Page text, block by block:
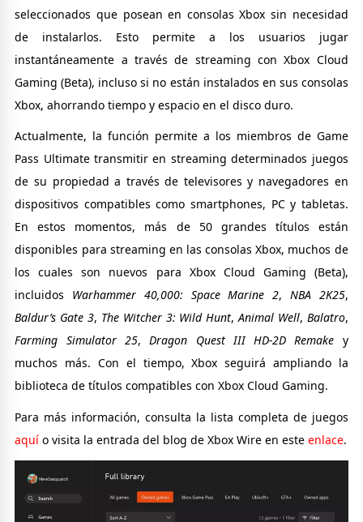
seleccionados que posean en consolas Xbox sin necesidad
de instalarlos. Esto permite a los usuarios jugar
instantáneamente a través de streaming con Xbox Cloud
Gaming (Beta), incluso si no están instalados en sus consolas
Xbox, ahorrando tiempo y espacio en el disco duro.
Actualmente, la función permite a los miembros de Game
Pass Ultimate transmitir en streaming determinados juegos
de su propiedad a través de televisores y navegadores en
dispositivos compatibles como smartphones, PC y tabletas.
En estos momentos, más de 50 grandes títulos están
disponibles para streaming en las consolas Xbox, muchos de
los cuales son nuevos para Xbox Cloud Gaming (Beta),
incluidos Warhammer 40,000: Space Marine 2, NBA 2K25,
Baldur’s Gate 3, The Witcher 3: Wild Hunt,Animal Well, Balatro,
Farming Simulator 25,Dragon Quest III HD-2D Remake y
muchos más. Con el tiempo, Xbox seguirá ampliando la
biblioteca de títulos compatibles con Xbox Cloud Gaming.
Para más información, consulta la lista completa de juegos
aquí o visita la entrada del blog de Xbox Wire en esteenlace.